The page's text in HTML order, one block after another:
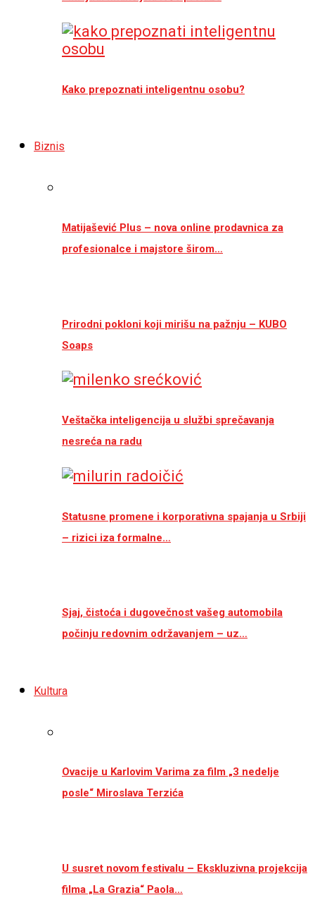
Kako prepoznati inteligentnu osobu?
Biznis
Matijašević Plus – nova online prodavnica za
profesionalce i majstore širom…
Prirodni pokloni koji mirišu na pažnju – KUBO
Soaps
Veštačka inteligencija u službi sprečavanja
nesreća na radu
Statusne promene i korporativna spajanja u Srbiji
– rizici iza formalne…
Sjaj, čistoća i dugovečnost vašeg automobila
počinju redovnim održavanjem – uz…
Kultura
Ovacije u Karlovim Varima za film „3 nedelje
posle“ Miroslava Terzića
U susret novom festivalu – Ekskluzivna projekcija
filma „La Grazia“ Paola…